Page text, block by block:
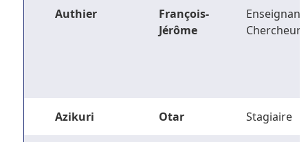
Authier
François-
Jérôme
Enseignant-
Chercheur
Azikuri Otar Stagiaire